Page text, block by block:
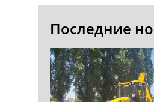
Последние